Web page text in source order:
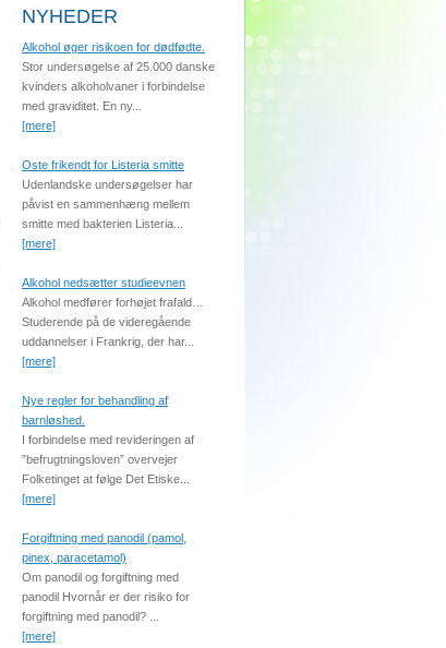
NYHEDER
Alkohol øger risikoen for dødfødte.
Stor undersøgelse af 25.000 danske
kvinders alkoholvaner i forbindelse
med graviditet. En ny...
[mere]
Oste frikendt for Listeria smitte
Udenlandske undersøgelser har
påvist en sammenhæng mellem
smitte med bakterien Listeria...
[mere]
Alkohol nedsætter studieevnen
Alkohol medfører forhøjet frafald…
Studerende på de videregående
uddannelser i Frankrig, der har...
[mere]
Nye regler for behandling af
barnløshed.
I forbindelse med revideringen af
”befrugtningsloven” overvejer
Folketinget at følge Det Etiske...
[mere]
Forgiftning med panodil (pamol,
pinex, paracetamol)
Om panodil og forgiftning med
panodil Hvornår er der risiko for
forgiftning med panodil? ...
[mere]